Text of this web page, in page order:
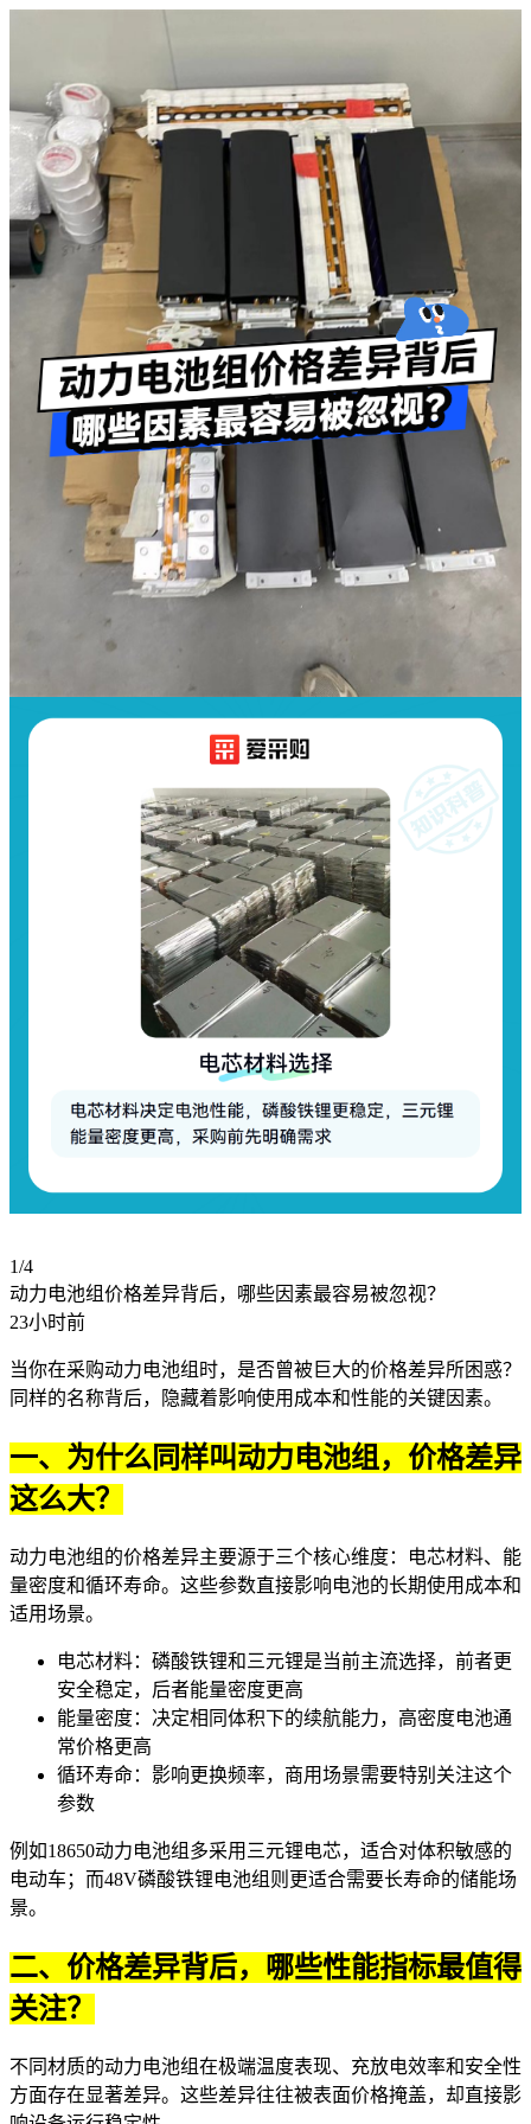
1/4
动力电池组价格差异背后，哪些因素最容易被忽视？
23小时前
当你在采购动力电池组 时，是否曾被巨大的价格差异所困惑？
同样的名称背后，隐藏着影响使用成本和性能的关键因素。
一、为什么同样叫动力电池组，价格差异
这么大？
动力电池组的价格差异主要源于三个核心维度：电芯材料、能
量密度和循环寿命。这些参数直接影响电池的长期使用成本和
适用场景。
电芯材料：磷酸铁锂和三元锂是当前主流选择，前者更
安全稳定，后者能量密度更高
能量密度：决定相同体积下的续航能力，高密度电池通
常价格更高
循环寿命：影响更换频率，商用场景需要特别关注这个
参数
例如18650动力电池组 多采用三元锂电芯，适合对体积敏感的
电动车；而48V磷酸铁锂电池组 则更适合需要长寿命的储能场
景。
二、价格差异背后，哪些性能指标最值得
关注？
不同材质的动力电池组在极端温度表现、充放电效率和安全性
方面存在显著差异。这些差异往往被表面价格掩盖，却直接影